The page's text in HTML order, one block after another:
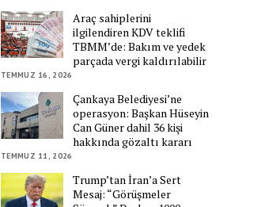
Araç sahiplerini
ilgilendiren KDV teklifi
TBMM’de: Bakım ve yedek
parçada vergi kaldırılabilir
TEMMUZ 16, 2026
Çankaya Belediyesi’ne
operasyon: Başkan Hüseyin
Can Güner dahil 36 kişi
hakkında gözaltı kararı
TEMMUZ 11, 2026
Trump’tan İran’a Sert
Mesaj: “Görüşmeler